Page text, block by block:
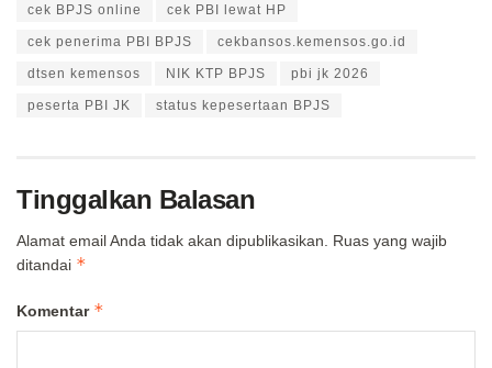
cek BPJS online cek PBI lewat HP
cek penerima PBI BPJS cekbansos.kemensos.go.id
dtsen kemensos NIK KTP BPJS pbi jk 2026
peserta PBI JK status kepesertaan BPJS
Tinggalkan Balasan
Alamat email Anda tidak akan dipublikasikan.
Ruas yang wajib
ditandai *
Komentar *